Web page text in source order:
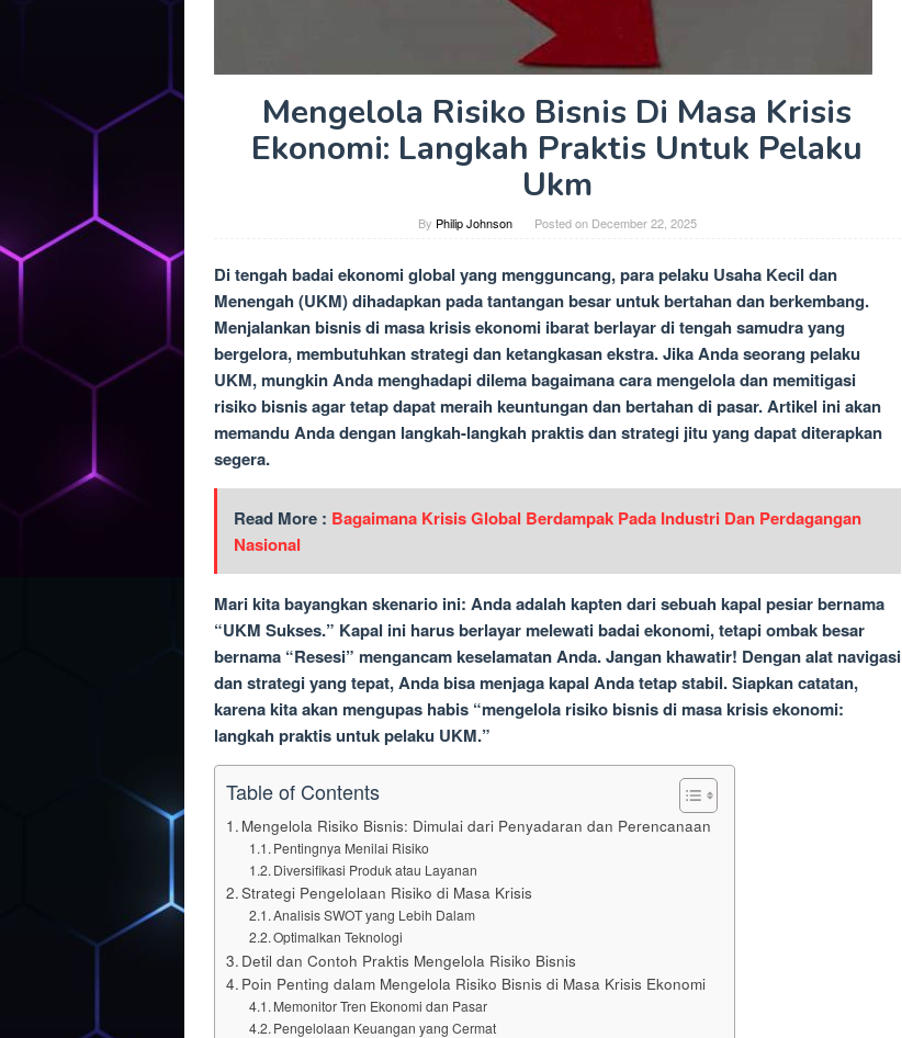
Mengelola Risiko Bisnis Di Masa Krisis
Ekonomi: Langkah Praktis Untuk Pelaku
Ukm
By Philip Johnson Posted on December 22, 2025
Di tengah badai ekonomi global yang mengguncang, para pelaku Usaha Kecil dan
Menengah (UKM) dihadapkan pada tantangan besar untuk bertahan dan berkembang.
Menjalankan bisnis di masa krisis ekonomi ibarat berlayar di tengah samudra yang
bergelora, membutuhkan strategi dan ketangkasan ekstra. Jika Anda seorang pelaku
UKM, mungkin Anda menghadapi dilema bagaimana cara mengelola dan memitigasi
risiko bisnis agar tetap dapat meraih keuntungan dan bertahan di pasar. Artikel ini akan
memandu Anda dengan langkah-langkah praktis dan strategi jitu yang dapat diterapkan
segera.
Read More : Bagaimana Krisis Global Berdampak Pada Industri Dan Perdagangan
Nasional
Mari kita bayangkan skenario ini: Anda adalah kapten dari sebuah kapal pesiar bernama
“UKM Sukses.” Kapal ini harus berlayar melewati badai ekonomi, tetapi ombak besar
bernama “Resesi” mengancam keselamatan Anda. Jangan khawatir! Dengan alat navigasi
dan strategi yang tepat, Anda bisa menjaga kapal Anda tetap stabil. Siapkan catatan,
karena kita akan mengupas habis “mengelola risiko bisnis di masa krisis ekonomi:
langkah praktis untuk pelaku UKM.”
Table of Contents
Mengelola Risiko Bisnis: Dimulai dari Penyadaran dan Perencanaan
Pentingnya Menilai Risiko
Diversifikasi Produk atau Layanan
Strategi Pengelolaan Risiko di Masa Krisis
Analisis SWOT yang Lebih Dalam
Optimalkan Teknologi
Detil dan Contoh Praktis Mengelola Risiko Bisnis
Poin Penting dalam Mengelola Risiko Bisnis di Masa Krisis Ekonomi
Memonitor Tren Ekonomi dan Pasar
Pengelolaan Keuangan yang Cermat